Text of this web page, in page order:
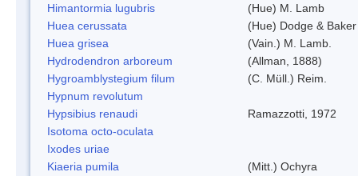
Himantormia lugubris
(Hue) M. Lamb
Huea cerussata
(Hue) Dodge & Baker
Huea grisea
(Vain.) M. Lamb.
Hydrodendron arboreum
(Allman, 1888)
Hygroamblystegium filum
(C. Müll.) Reim.
Hypnum revolutum
Hypsibius renaudi
Ramazzotti, 1972
Isotoma octo-oculata
Ixodes uriae
Kiaeria pumila
(Mitt.) Ochyra